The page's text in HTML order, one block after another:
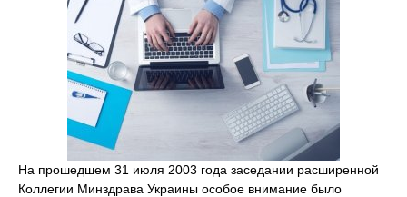
На прошедшем 31 июля 2003 года заседании расширенной
Коллегии Минздрава Украины особое внимание было